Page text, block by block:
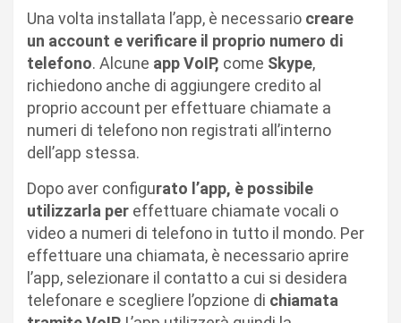
Una volta installata l’app, è necessario creare
un account e verificare il proprio numero di
telefono. Alcune app VoIP, come Skype,
richiedono anche di aggiungere credito al
proprio account per effettuare chiamate a
numeri di telefono non registrati all’interno
dell’app stessa.
Dopo aver configurato l’app, è possibile
utilizzarla per effettuare chiamate vocali o
video a numeri di telefono in tutto il mondo. Per
effettuare una chiamata, è necessario aprire
l’app, selezionare il contatto a cui si desidera
telefonare e scegliere l’opzione di chiamata